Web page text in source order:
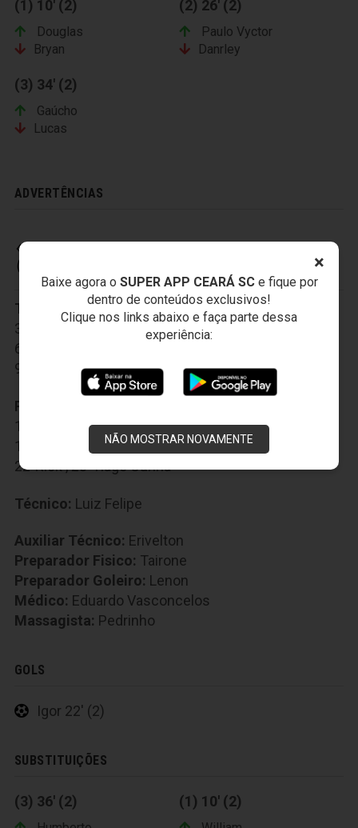
×
Baixe agora o SUPER APP CEARÁ SCe fique por
dentro de conteúdos exclusivos!
Clique nos links abaixo e faça parte dessa
experiência:
NÃO MOSTRAR NOVAMENTE
(1) 10' (2)
Douglas
Bryan
(2) 26' (2)
Paulo Vyctor
Danrley
(3) 34' (2)
Gaúcho
Lucas
ADVERTÊNCIAS
Titulares: 1-Matheus Cabral,2-Germano
3-Paulo Cesar
4-Igor,5-Matheus Lira
6-Mateus Farias
9-Somália
,10-Kendy,11-Vinicius
Reservas:
15-Tadeu
16-Humberto,17-Leonardo César
18-Filipe Maia
,19-William,20-Matheus
22-Rick,23-Tiago Cunha
Técnico: Luiz Felipe
Auxiliar Técnico: Erivelton
Preparador Fisico: Tairone
Preparador Goleiro: Lenon
Médico: Eduardo Vasconcelos
Massagista: Pedrinho
GOLS
Igor 22' (2)
SUBSTITUIÇÕES
(3) 36' (2) (1) 10' (2)